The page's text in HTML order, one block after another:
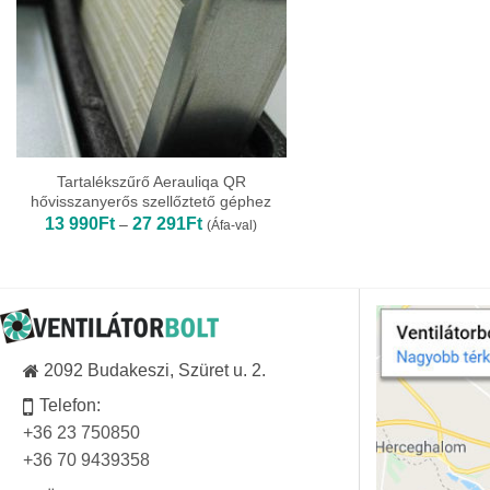
Tartalékszűrő Aerauliqa QR
hővisszanyerős szellőztető géphez
13 990Ft – 27 291FtÁrtartomány:
13
(Áfa-val)
2092 Budakeszi, Szüret u. 2.
Telefon:
+36 23 750850
+36 70 9439358